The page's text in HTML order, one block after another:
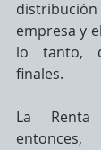
empresa y
lo tanto,
finales.
La